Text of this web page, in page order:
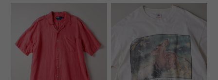
地 リネン オープンカラー
半袖 シャツ オレンジ オリ
ジナルブランド 1950年代シ
ルエット サイズ①・②
ャツ 半袖 XL ブルー サマー
シャツ 夏服 ボタニカル柄